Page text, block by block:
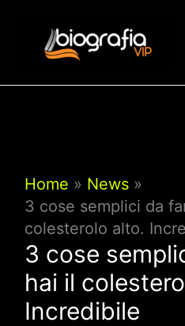
contenuto
Home
News
3 cose semplici da
colesterolo alto.
3 cose
hai il
Incredibile